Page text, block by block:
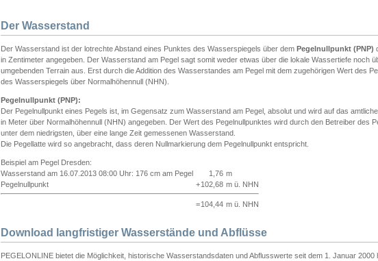
Der Wasserstand
Der Wasserstand ist der lotrechte Abstand eines Punktes des Wasserspiegels über dem Pegelnullpunkt (PNP)
in Zentimeter angegeben. Der Wasserstand am Pegel sagt somit weder etwas über die lokale Wassertiefe noch
umgebenden Terrain aus. Erst durch die Addition des Wasserstandes am Pegel mit dem zugehörigen Wert des
des Wasserspiegels über Normalhöhennull (NHN).
Pegelnullpunkt (PNP):
Der Pegelnullpunkt eines Pegels ist, im Gegensatz zum Wasserstand am Pegel, absolut und wird auf das
in Meter über Normalhöhennull (NHN) angegeben. Der Wert des Pegelnullpunktes wird durch den Betreiber des
unter dem niedrigsten, über eine lange Zeit gemessenen Wasserstand.
Die Pegellatte wird so angebracht, dass deren Nullmarkierung dem Pegelnullpunkt entspricht.
Beispiel am Pegel Dresden:
Wasserstand am 16.07.2013 08:00 Uhr: 176 cm am Pegel
1,76 m
Pegelnullpunkt
+102,68 m ü. NHN
=104,44 m ü. NHN
Download langfristiger Wasserstände und Abflüsse
PEGELONLINE bietet die Möglichkeit, historische Wasserstandsdaten und Abflusswerte seit dem 1. Januar 2000